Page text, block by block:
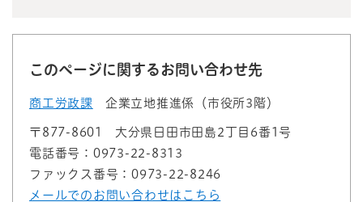
このページに関するお問い合わせ先
商工労政課 企業立地推進係（市役所3階）
〒877-8601
大分県日田市田島2丁目6番1号
電話番号：0973-22-8313
ファックス番号：0973-22-8246
メールでのお問い合わせはこちら